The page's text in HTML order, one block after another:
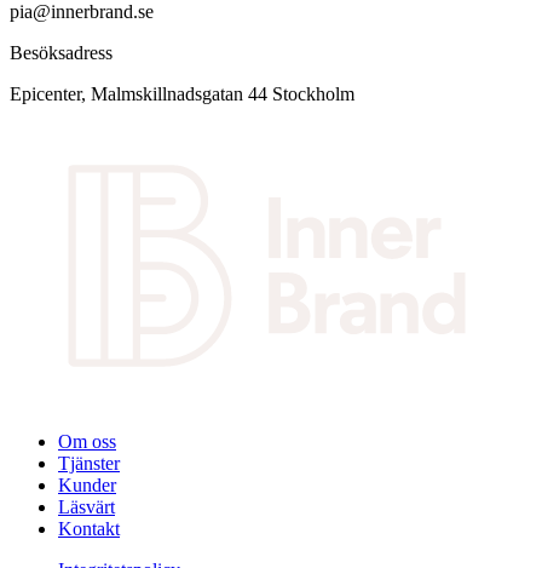
pia@innerbrand.se
Besöksadress
Epicenter, Malmskillnadsgatan 44 Stockholm
Om oss
Tjänster
Kunder
Läsvärt
Kontakt